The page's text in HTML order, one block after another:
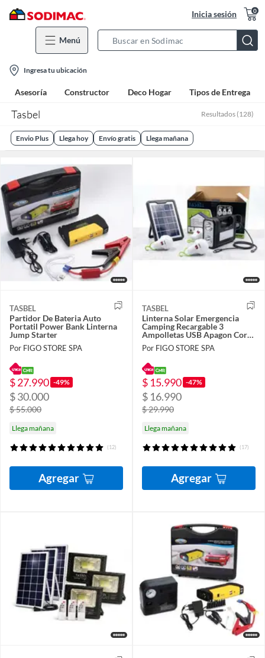
Inicia sesión 0
Menú
Bar
location-
icon
Ingresa tu ubicación
Asesoría Constructor Deco Hogar Tipos de Entrega
Tasbel Resultados (128)
Envio Plus Llega hoy Envío gratis Llega mañana
TASBEL
Partidor De Bateria Auto
Portatil Power Bank Linterna
Jump Starter
Por FIGO STORE SPA
$ 27.990 -49%
$ 30.000
$ 55.000
Llega mañana
(12)
Agregar
TASBEL
Linterna Solar Emergencia
Camping Recargable 3
Ampolletas USB Apagon Corte
Luz Kit
Por FIGO STORE SPA
$ 15.990 -47%
$ 16.990
$ 29.990
Llega mañana
(17)
Agregar